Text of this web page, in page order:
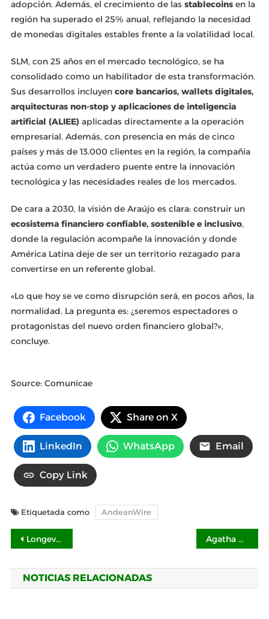
adopción. Además, el crecimiento de las stablecoinsen la
región ha superado el 25% anual, reflejando la necesidad
de monedas digitales estables frente a la volatilidad local.
SLM, con 25 años en el mercado tecnológico, se ha
consolidado como un habilitador de esta transformación.
Sus desarrollos incluyen core bancarios, wallets digitales,
arquitecturas non-stop y aplicaciones de inteligencia
artificial (ALIEE) aplicadas directamente a la operación
empresarial. Además, con presencia en más de cinco
países y más de 13.000 clientes en la región, la compañía
actúa como un verdadero puente entre la innovación
tecnológica y las necesidades reales de los mercados.
De cara a 2030, la visión de Araújo es clara: construir un
ecosistema financiero confiable, sostenible e inclusivo,
donde la regulación acompañe la innovación y donde
América Latina deje de ser un territorio rezagado para
convertirse en un referente global.
«Lo que hoy se ve como disrupción será, en pocos años, la
normalidad. La pregunta es: ¿seremos espectadores o
protagonistas del nuevo orden financiero global?»,
concluye.
Source: Comunicae
Facebook Share on X
LinkedIn WhatsApp Email
Copy Link
Etiquetada como AndeanWire
Navegación
de
entradas
Longevidad celular, el poder regenerativo de las células madre en LONVIDA Agatha Ruiz de la Prada llena de color las uñas de México con su nueva colección de esmaltes
NOTICIAS RELACIONADAS